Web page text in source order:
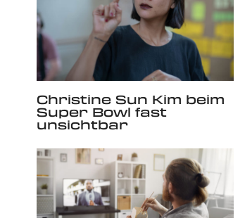
Christine Sun Kim beim
Super Bowl fast
unsichtbar